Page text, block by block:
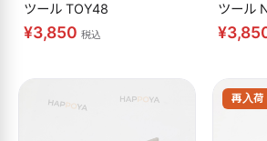
ツール TOY48
¥3,850 税込
ツール
再入荷